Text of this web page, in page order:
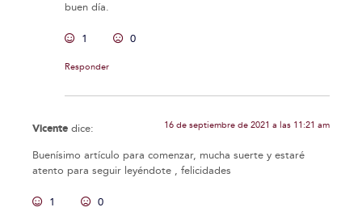
buen día.
1 0
Responder
Vicente dice: 16 de septiembre de 2021 a las 11:21 am
Buenísimo artículo para comenzar, mucha suerte y estaré
atento para seguir leyéndote , felicidades
1 0